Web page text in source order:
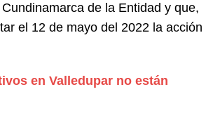
de la Entidad y que,
el 12 de mayo del 2022 la acción
en Valledupar no están